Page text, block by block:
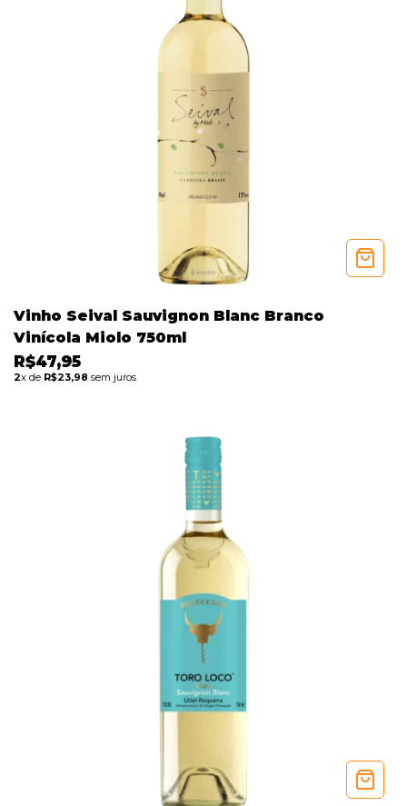
Vinho Seival Sauvignon Blanc Branco
Vinícola Miolo 750ml
R$47,95
2x de R$23,98 sem juros